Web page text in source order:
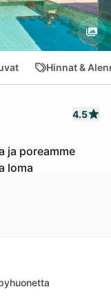
Hinnat &
4.5
ja poreamme
loma